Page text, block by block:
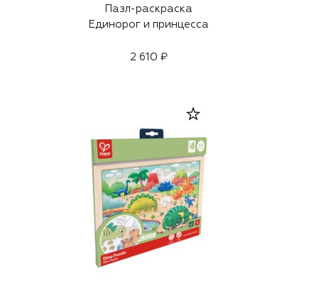
Пазл-раскраска
Единорог и принцесса
2 610 ₽